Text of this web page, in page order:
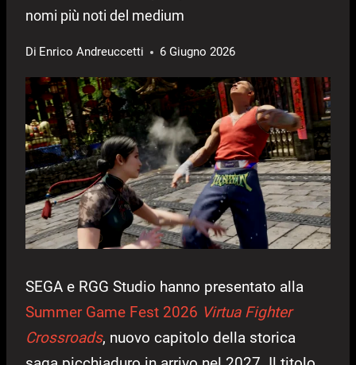
nomi più noti del medium
Di Enrico Andreuccetti 6 Giugno 2026
SEGA e RGG Studio hanno presentato alla
Summer Game Fest 2026 Virtua Fighter
Crossroads, nuovo capitolo della storica